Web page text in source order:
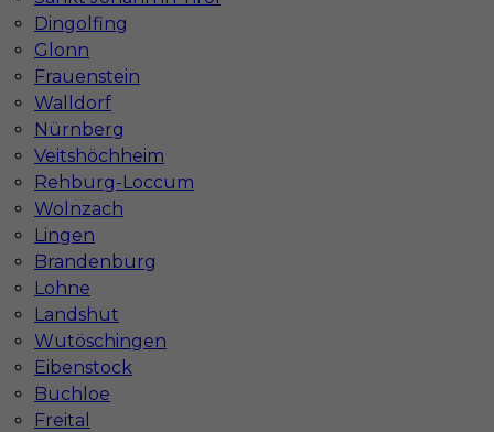
Dingolfing
Glonn
Frauenstein
Walldorf
Nürnberg
Veitshöchheim
Rehburg-Loccum
Wolnzach
Lingen
Brandenburg
Lohne
Landshut
Wutöschingen
Eibenstock
Buchloe
Freital
Malarz - praca za granicą (Niemcy)
Kategoria Prace wykończeniowe
Lokalizacja Niemcy
Wymagane języki
Stawka 16 - 18 € / h